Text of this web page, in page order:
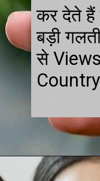
कर देते हैं
बड़ी
से